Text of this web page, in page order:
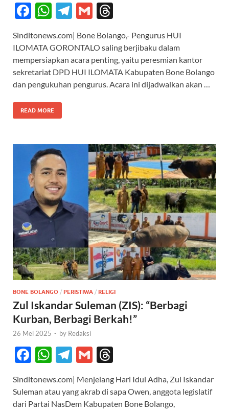
F
e
b
o
o
k
W
at
s
A
p
p
T
el
e
gr
a
m
G
ail e
a
ds
Sinditonews.com| Bone Bolango,- Pengurus HUI
ILOMATA GORONTALO saling berjibaku dalam
mempersiapkan acara penting, yaitu peresmian kantor
sekretariat DPD HUI ILOMATA Kabupaten Bone Bolango
dan pengukuhan pengurus. Acara ini dijadwalkan akan …
READ MORE
BONE BOLANGO / PERISTIWA / RELIGI
Zul Iskandar Suleman (ZIS): “Berbagi
Kurban, Berbagi Berkah!”
26 Mei 2025 - by Redaksi
F
e
b
W
at
s
T
e
gr
G
ail e
a
Sinditonews.com| Menjelang Hari Idul Adha, Zul Iskandar
Suleman atau yang akrab di sapa Owen, anggota legislatif
dari Partai NasDem Kabupaten Bone Bolango,